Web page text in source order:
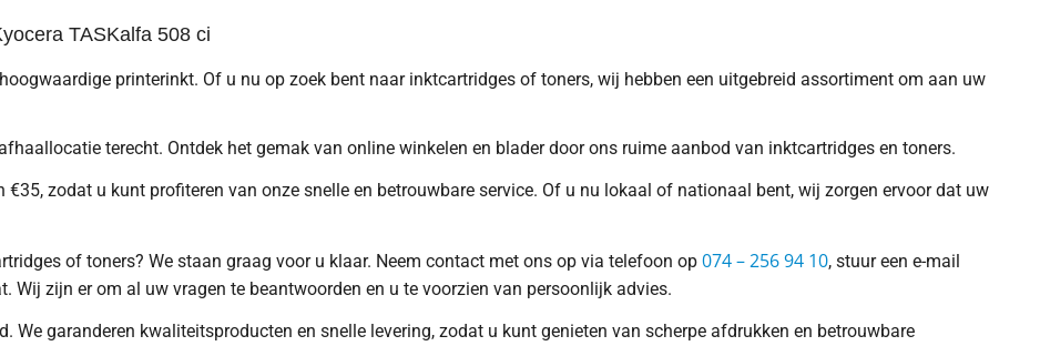
TASKalfa 508 ci
printerinkt. Of u nu op zoek bent naar inktcartridges of toners, wij hebben een uitgebreid assortiment om aan uw
terecht. Ontdek het gemak van online winkelen en blader door ons ruime aanbod van inktcartridges en toners.
zodat u kunt profiteren van onze snelle en betrouwbare service. Of u nu lokaal of nationaal bent, wij zorgen ervoor dat uw
of toners? We staan graag voor u klaar. Neem contact met ons op via telefoon op 074 – 256 94 10, stuur een e-mail
Wij zijn er om al uw vragen te beantwoorden en u te voorzien van persoonlijk advies.
We garanderen kwaliteitsproducten en snelle levering, zodat u kunt genieten van scherpe afdrukken en betrouwbare